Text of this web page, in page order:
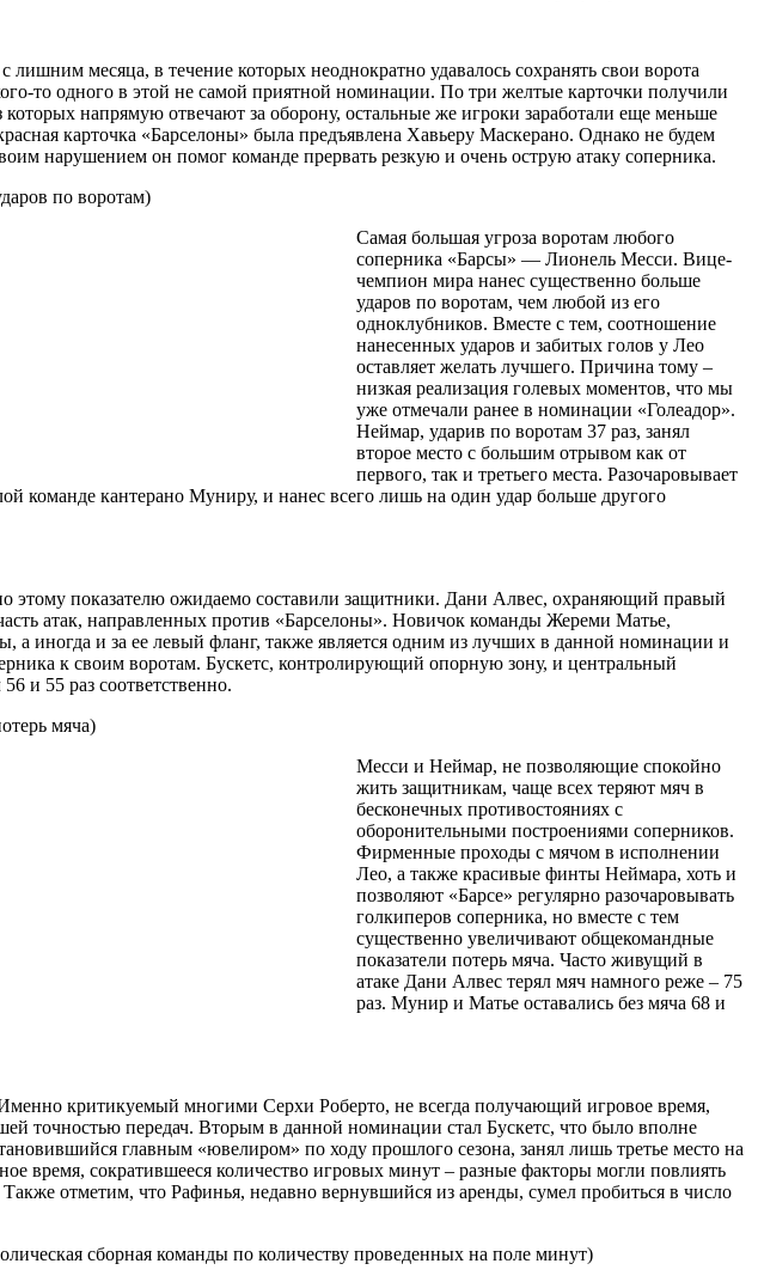
лишним месяца, в течение которых неоднократно удавалось сохранять свои ворота
то одного в этой не самой приятной номинации. По три желтые карточки получили
напрямую отвечают за оборону, остальные же игроки заработали еще меньше
карточка «Барселоны» была предъявлена Хавьеру Маскерано. Однако не будем
нарушением он помог команде прервать резкую и очень острую атаку соперника.
по воротам)
Самая большая угроза воротам любого
соперника «Барсы» — Лионель Месси. Вице-
чемпион мира нанес существенно больше
ударов по воротам, чем любой из его
одноклубников. Вместе с тем, соотношение
нанесенных ударов и забитых голов у Лео
оставляет желать лучшего. Причина тому –
низкая реализация голевых моментов, что мы
уже отмечали ранее в номинации «Голеадор».
Неймар, ударив по воротам 37 раз, занял
второе место с большим отрывом как от
первого, так и третьего места. Разочаровывает
команде кантерано Муниру, и нанес всего лишь на один удар больше другого
этому показателю ожидаемо составили защитники. Дани Алвес, охраняющий правый
атак, направленных против «Барселоны». Новичок команды Жереми Матье,
а иногда и за ее левый фланг, также является одним из лучших в данной номинации и
к своим воротам. Бускетс, контролирующий опорную зону, и центральный
и 55 раз соответственно.
мяча)
Месси и Неймар, не позволяющие спокойно
жить защитникам, чаще всех теряют мяч в
бесконечных противостояниях с
оборонительными построениями соперников.
Фирменные проходы с мячом в исполнении
Лео, а также красивые финты Неймара, хоть и
позволяют «Барсе» регулярно разочаровывать
голкиперов соперника, но вместе с тем
существенно увеличивают общекомандные
показатели потерь мяча. Часто живущий в
атаке Дани Алвес терял мяч намного реже – 75
раз. Мунир и Матье оставались без мяча 68 и
критикуемый многими Серхи Роберто, не всегда получающий игровое время,
точностью передач. Вторым в данной номинации стал Бускетс, что было вполне
главным «ювелиром» по ходу прошлого сезона, занял лишь третье место на
время, сократившееся количество игровых минут – разные факторы могли повлиять
отметим, что Рафинья, недавно вернувшийся из аренды, сумел пробиться в число
сборная команды по количеству проведенных на поле минут)